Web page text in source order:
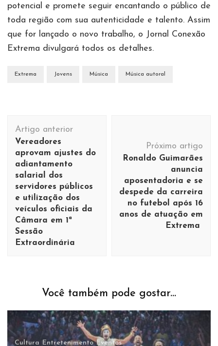
potencial e promete seguir encantando o público de
toda região com sua autenticidade e talento. Assim
que for lançado o novo trabalho, o Jornal Conexão
Extrema divulgará todos os detalhes.
Extrema Jovens Música Música autoral
Navegação
de
post
Artigo anterior
Vereadores
aprovam ajustes do
adiantamento
salarial dos
servidores públicos
e utilização dos
veículos oficiais da
Câmara em 1ª
Sessão
Extraordinária
Próximo artigo
Ronaldo Guimarães
anuncia
aposentadoria e se
despede da carreira
no futebol após 16
anos de atuação em
Extrema
Você também pode gostar...
Cultura Entretenimento Eventos